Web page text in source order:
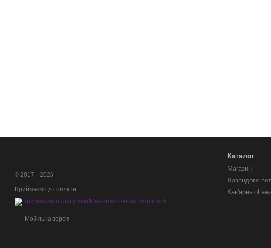
© 2017—2026
Приймаємо до оплати
Мобільна версія
Каталог
Магазин
Лавандове
Кав'ярня